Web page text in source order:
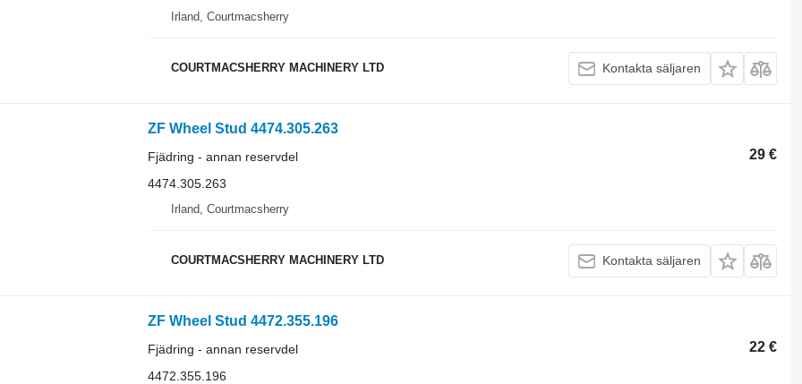
Irland, Courtmacsherry
COURTMACSHERRY MACHINERY LTD Kontakta säljaren
ZF Wheel Stud 4474.305.263
29 €
Fjädring - annan reservdel
4474.305.263
Irland, Courtmacsherry
COURTMACSHERRY MACHINERY LTD Kontakta säljaren
ZF Wheel Stud 4472.355.196
22 €
Fjädring - annan reservdel
4472.355.196